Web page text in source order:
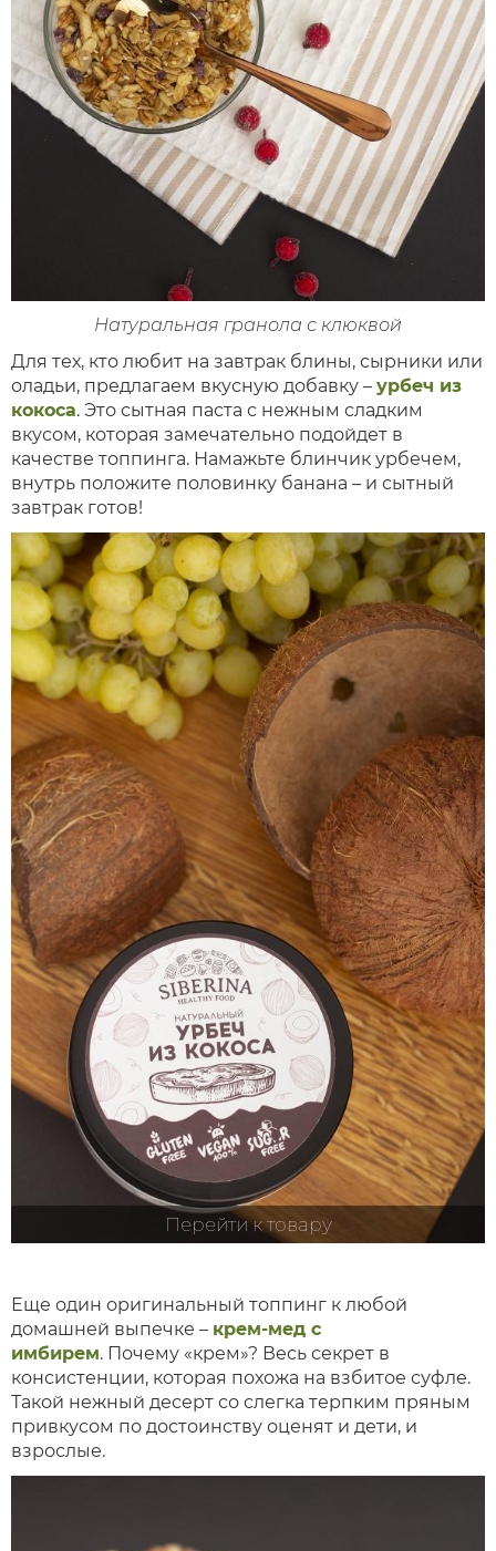
Натуральная гранола с клюквой
Для тех, кто любит на завтрак блины, сырники или
оладьи, предлагаем вкусную добавку – урбеч из
кокоса. Это сытная паста с нежным сладким
вкусом, которая замечательно подойдет в
качестве топпинга. Намажьте блинчик урбечем,
внутрь положите половинку банана – и сытный
завтрак готов!
Перейти к товару
Еще один оригинальный топпинг к любой
домашней выпечке – крем-мед с
имбирем. Почему «крем»? Весь секрет в
консистенции, которая похожа на взбитое суфле.
Такой нежный десерт со слегка терпким пряным
привкусом по достоинству оценят и дети, и
взрослые.